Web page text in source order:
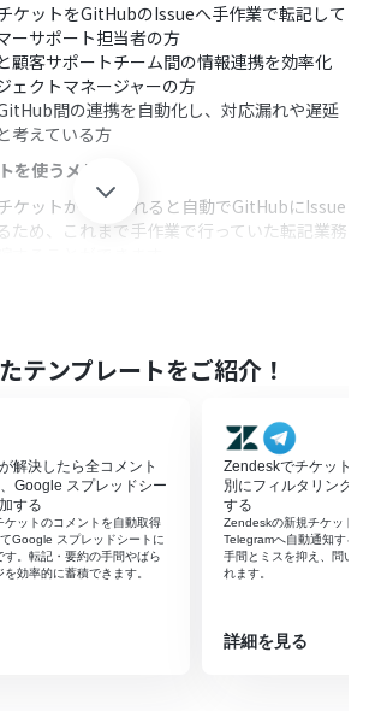
ケットをGitHubのIssueへ手作業で転記して
ーサポート担当者の方
顧客サポートチーム間の情報連携を効率化
ェクトマネージャーの方
間の連携を自動化し、対応漏れや遅延
考えている方
使うメリット
ケットが作成されると自動でGitHubにIssue
ため、これまで手作業で行っていた転記業務
れ
ーでZendeskを選択し、「新しいチケット
ら」というアクションを設定します。
レーションでGitHubの「Issueを作成」アク
し、トリガーで取得したZendeskのチケッ
けます。
ロー起動のきっかけとなるアクション、「オ
リガー起動後、フロー内で処理を行うアク
のカスタムポイント
テンプレートをご紹介！
解決したら全コメント
Google スプレッドシー
する
ットのコメントを自動取得
Google スプレッドシートに
す。転記・要約の手間やばら
効率的に蓄積できます。
Zendeskでチケットが
別にフィルタリングを
する
Zendeskの新規チケットを
Telegramへ自動通知する
手間とミスを抑え、問い合
れます。
詳細を見る